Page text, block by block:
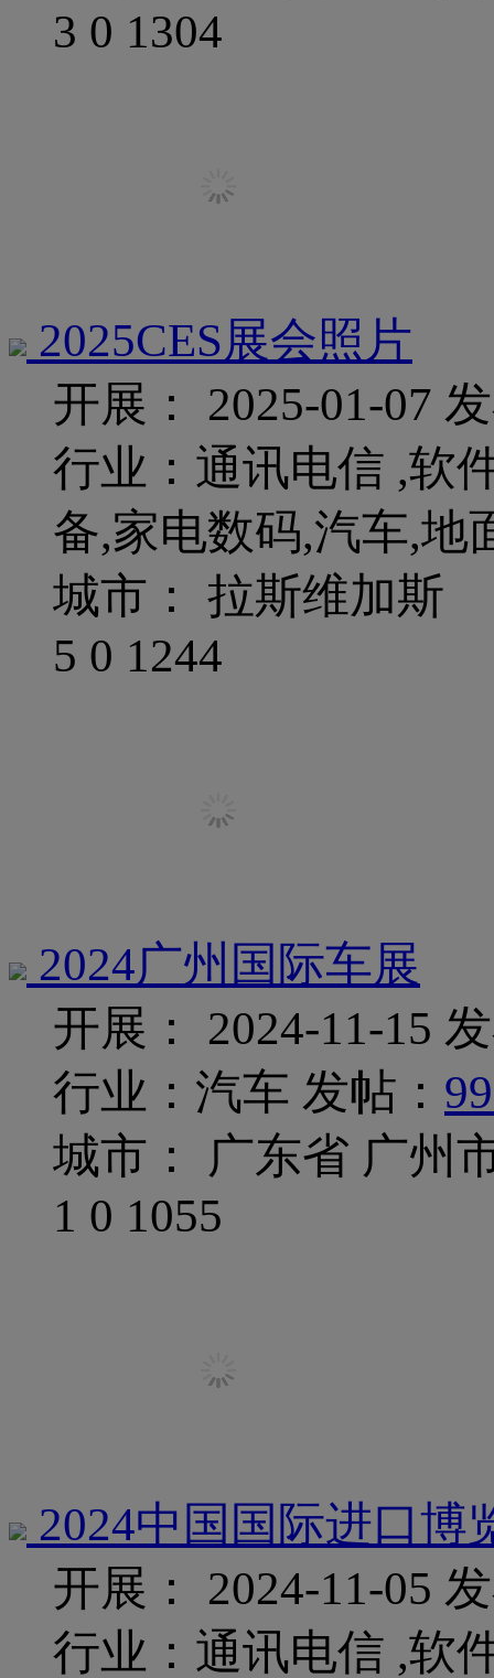
3 0 1304
2025CES展会照片
开展： 2025-01-07
行业：通讯电信 ,软
备,家电数码,汽车,地
城市： 拉斯维加斯
5 0 1244
2024广州国际车展
开展： 2024-11-15
行业：汽车 发帖：
城市： 广东省 广州
1 0 1055
2024中国国际进口博
开展： 2024-11-05
行业：通讯电信 ,软